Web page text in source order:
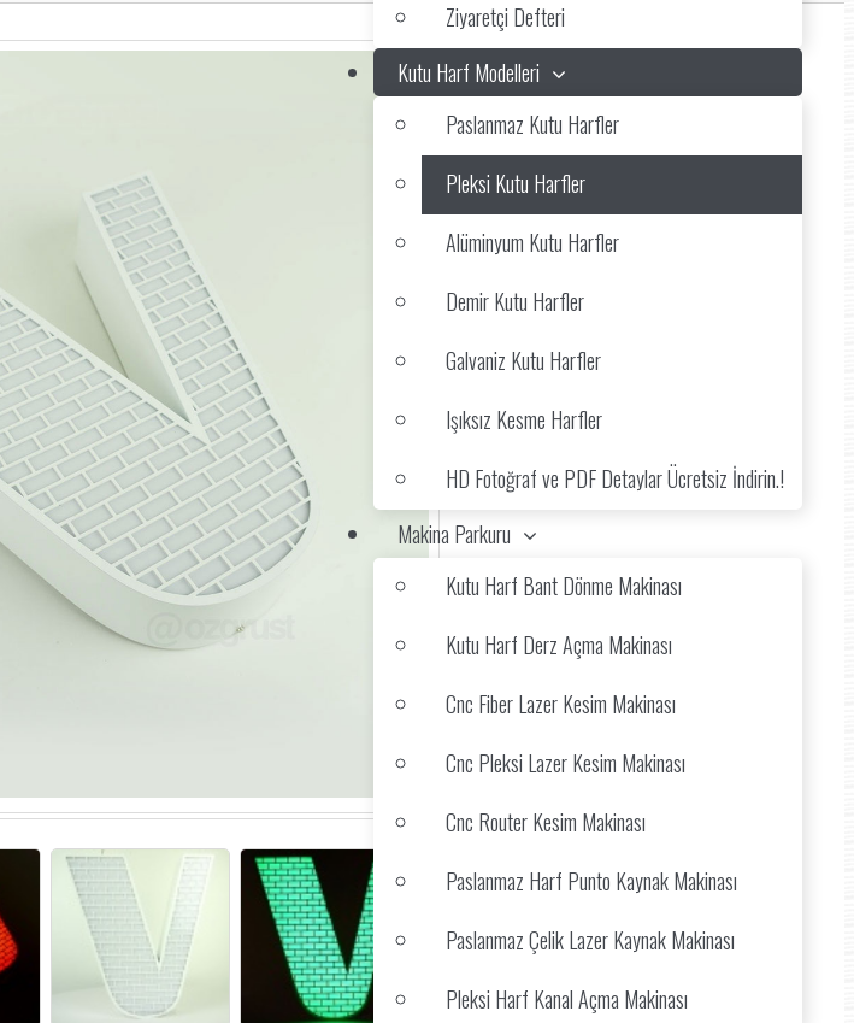
Ziyaretçi Defteri
Kutu Harf Modelleri
Paslanmaz Kutu Harfler
Pleksi Kutu Harfler
Alüminyum Kutu Harfler
Demir Kutu Harfler
Galvaniz Kutu Harfler
Işıksız Kesme Harfler
HD Fotoğraf ve PDF Detaylar Ücretsiz İndirin.!
Makina Parkuru
Kutu Harf Bant Dönme Makinası
Kutu Harf Derz Açma Makinası
Cnc Fiber Lazer Kesim Makinası
Cnc Pleksi Lazer Kesim Makinası
Cnc Router Kesim Makinası
Paslanmaz Harf Punto Kaynak Makinası
Paslanmaz Çelik Lazer Kaynak Makinası
Pleksi Harf Kanal Açma Makinası